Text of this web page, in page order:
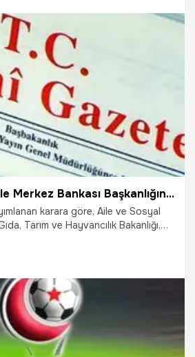
Bazı bakanlıklar ile Merkez Bankası Başkanlığında atamalar
karara göre, Aile ve Sosyal